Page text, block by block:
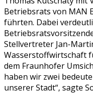
Betriebsrats von MAN
führten. Dabei
Stellvertreter Jan-
Wasserstoffwirtschaft
dem Fraunhofer
haben wir zwei
unserer Stadt“, sagte